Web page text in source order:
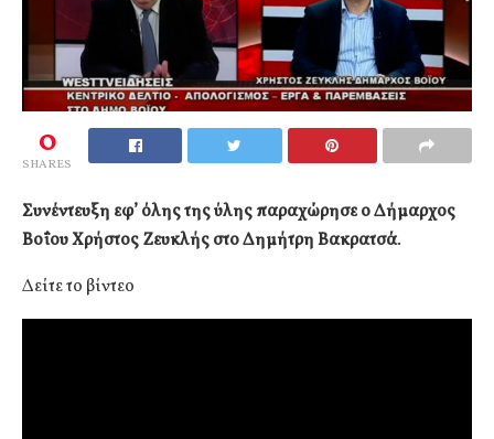
0
SHARES
Συνέντευξη εφ’ όλης της ύλης παραχώρησε ο Δήμαρχος
Βοΐου Χρήστος Ζευκλής στο Δημήτρη Βακρατσά.
Δείτε το βίντεο